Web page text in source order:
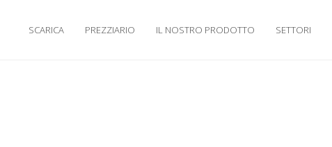
SCARICA PREZZIARIO IL NOSTRO PRODOTTO SETTORI